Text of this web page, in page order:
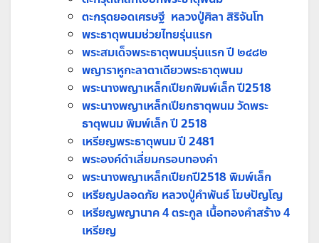
ตะกรุดยอดเศรษฐี หลวงปู่ศิลา สิริจันโท
พระธาตุพนมช่วยไทยรุ่นแรก
พระสมเด็จพระธาตุพนมรุ่นแรก ปี ๒๔๘๒
พญาราหูกะลาตาเดียวพระธาตุพนม
พระนางพญาเหล็กเปียกพิมพ์เล็ก ปี2518
พระนางพญาเหล็กเปียกธาตุพนม วัดพระ
ธาตุพนม พิมพ์เล็ก ปี 2518
เหรียญพระธาตุพนม ปี 2481
พระองค์ดำเลี่ยมกรอบทองคำ
พระนางพญาเหล็กเปียกปี2518 พิมพ์เล็ก
เหรียญปลอดภัย หลวงปู่คำพันธ์ โฆษปัญโญ
เหรียญพญานาค 4 ตระกูล เนื้อทองคำสร้าง 4
เหรียญ